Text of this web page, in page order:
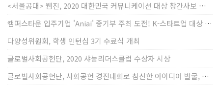
<서울공대> 웹진, 2020 대한민국 커뮤니케이션 대상 창간사보 부문 최우수상 선정
캠퍼스타운 입주기업 'Aniai' 중기부 주최 도전! K-스타트업 대상 수상
다양성위원회, 학생 인턴십 3기 수료식 개최
글로벌사회공헌단, 2020 샤눔리더스클럽 수상자 시상
글로벌사회공헌단, 사회공헌 경진대회로 참신한 아이디어 발굴, 지원